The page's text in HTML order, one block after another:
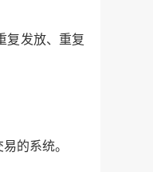
复发放、重复
的系统。